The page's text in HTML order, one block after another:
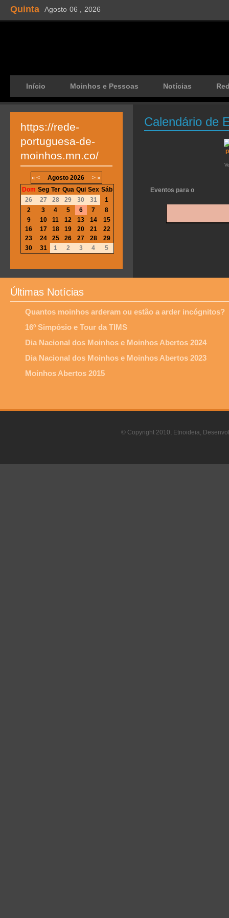
Quinta Agosto 06 , 2026
Início Moinhos e Pessoas Notícias
Calendário de
Eventos para o
https://rede-
portuguesa-de-
moinhos.mn.co/
« < Agosto 2026 > »
Dom Seg Ter Qua Qui Sex Sáb
26
27 28 29 30 31
1
2
3 4 5 6 7
8
9
10 11 12 13 14
15
16
17 18 19 20 21
22
23
24 25 26 27 28
29
30
31 1 2 3 4 5
Últimas Notícias
Quantos moinhos arderam ou estão a arder incógnitos?
16º Simpósio e Tour da TIMS
Dia Nacional dos Moinhos e Moinhos Abertos 2024
Dia Nacional dos Moinhos e Moinhos Abertos 2023
Moinhos Abertos 2015
© Copyright 2010, Etnoideia,